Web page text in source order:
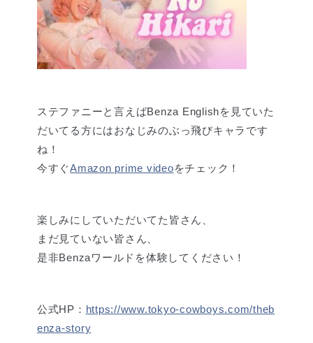
ステファニーと言えばBenza Englishを見ていた
だいてる方にはおなじみのぶっ飛びキャラです
ね！
今すぐAmazon prime videoをチェック！
楽しみにしていただいてた皆さん、
まだ見ていない皆さん、
是非Benzaワールドを体験してください！
公式HP： https://www.tokyo-cowboys.com/theb
enza-story